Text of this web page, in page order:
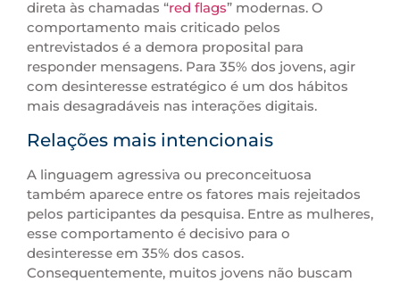
direta às chamadas “red flags” modernas. O
comportamento mais criticado pelos
entrevistados é a demora proposital para
responder mensagens. Para 35% dos jovens, agir
com desinteresse estratégico é um dos hábitos
mais desagradáveis nas interações digitais.
Relações mais intencionais
A linguagem agressiva ou preconceituosa
também aparece entre os fatores mais rejeitados
pelos participantes da pesquisa. Entre as mulheres,
esse comportamento é decisivo para o
desinteresse em 35% dos casos.
Consequentemente, muitos jovens não buscam